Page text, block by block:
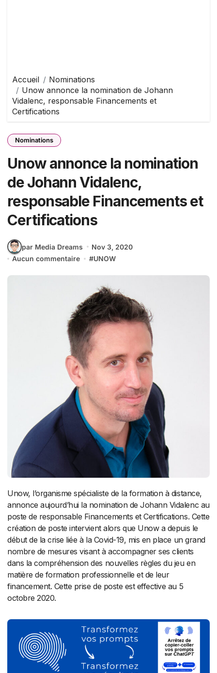
Accueil
Nominations
Unow annonce la nomination de Johann
Vidalenc, responsable Financements et
Certifications
Nominations
Unow annonce la nomination
de Johann Vidalenc,
responsable Financements et
Certifications
par Media Dreams
Nov 3, 2020
Aucun commentaire
#UNOW
Unow, l’organisme spécialiste de la formation à distance,
annonce aujourd’hui la nomination de Johann Vidalenc au
poste de responsable Financements et Certifications. Cette
création de poste intervient alors que Unow a depuis le
début de la crise liée à la Covid-19, mis en place un grand
nombre de mesures visant à accompagner ses clients
dans la compréhension des nouvelles règles du jeu en
matière de formation professionnelle et de leur
financement. Cette prise de poste est effective au 5
octobre 2020.